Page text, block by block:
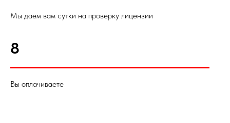
Мы даем вам сутки на проверку лицензии
8
Вы оплачиваете